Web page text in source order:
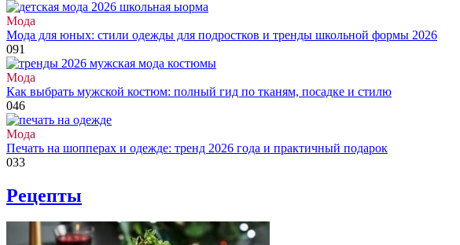
Мода
Мода для юных: стили одежды для подростков и тренды школьной формы 2026
091
Мода
Как выбрать мужской костюм: полный гид по тканям, посадке и стилю
046
Мода
Печать на шопперах и одежде: тренд 2026 года и практичный подарок
033
Рецепты